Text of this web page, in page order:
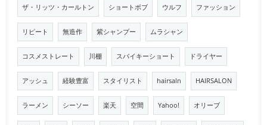
ザ・リッツ・カールトン ショートボブ ウルフ ファッション
リピート 無造作 紫シャンプー ムラシャン
コスメストレート 川棚 スパイキーショート ドライヤー
アッシュ 経験豊富 スタイリスト hairsaln HAIRSALON
ラーメン シーソー 楽天 空間 Yahoo! オリーブ